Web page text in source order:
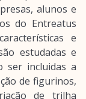
alunos e
do Entreatus
e
estudadas e
ser incluidas a
de figurinos,
de trilha